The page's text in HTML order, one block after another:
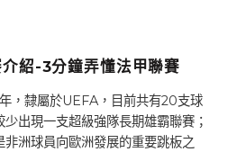
紹-3分鐘弄懂法甲聯賽
，隸屬於UEFA，目前共有20支球
出現一支超級強隊長期雄霸聯賽；
洲球員向歐洲發展的重要跳板之